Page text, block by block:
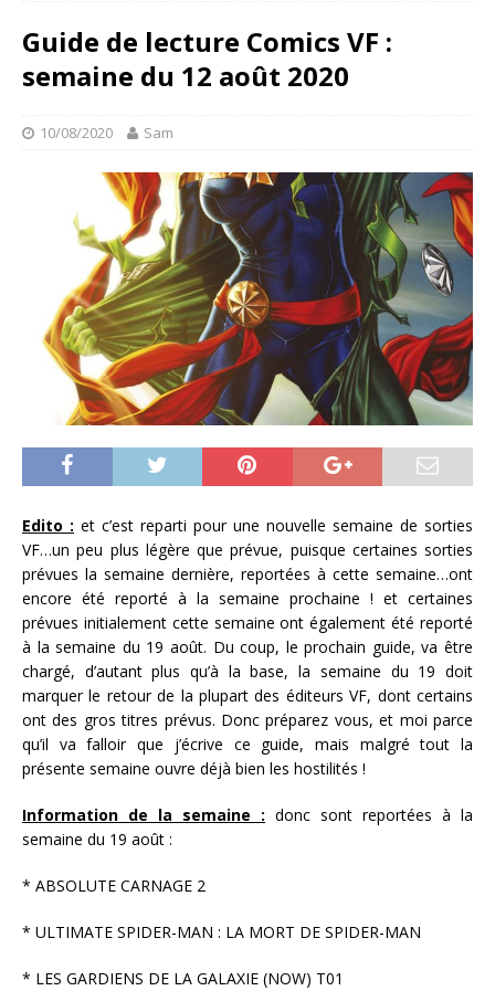
Guide de lecture Comics VF :
semaine du 12 août 2020
10/08/2020 Sam
Edito : et c’est reparti pour une nouvelle semaine de sorties
VF…un peu plus légère que prévue, puisque certaines sorties
prévues la semaine dernière, reportées à cette semaine…ont
encore été reporté à la semaine prochaine ! et certaines
prévues initialement cette semaine ont également été reporté
à la semaine du 19 août. Du coup, le prochain guide, va être
chargé, d’autant plus qu’à la base, la semaine du 19 doit
marquer le retour de la plupart des éditeurs VF, dont certains
ont des gros titres prévus. Donc préparez vous, et moi parce
qu’il va falloir que j’écrive ce guide, mais malgré tout la
présente semaine ouvre déjà bien les hostilités !
Information de la semaine : donc sont reportées à la
semaine du 19 août :
* ABSOLUTE CARNAGE 2
* ULTIMATE SPIDER-MAN : LA MORT DE SPIDER-MAN
* LES GARDIENS DE LA GALAXIE (NOW) T01